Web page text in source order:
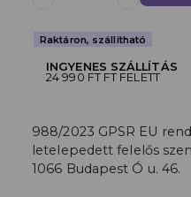
Raktáron, szállítható
INGYENES SZÁLLÍTÁS
24 990 FT FT FELETT
988/2023 GPSR EU
letelepedett felelős
1066 Budapest Ó u. 46.